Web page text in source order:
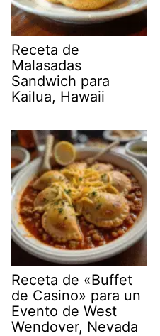
Receta de
Malasadas
Sandwich para
Kailua, Hawaii
Receta de «Buffet
de Casino» para un
Evento de West
Wendover, Nevada